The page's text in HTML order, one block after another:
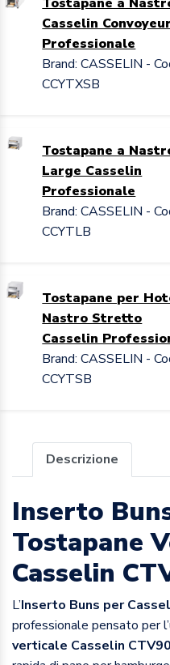
Casselin
Professionale
Brand: CASSELIN -
CCYTXSB
Tostapane a
Large Casselin
Professionale
Brand: CASSELIN -
CCYTLB
Tostapane per
Nastro Stretto
Casselin
Brand: CASSELIN -
CCYTSB
Descrizione
Inserto
Tostapane
Casselin
L’Inserto Buns per
professionale pensato per
verticale Casselin